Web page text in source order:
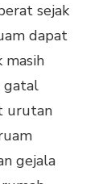
sejak
dapat
masih
gatal
urutan
gejala